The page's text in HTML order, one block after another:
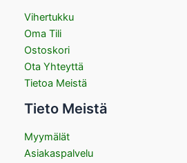
Vihertukku
Oma Tili
Ostoskori
Ota Yhteyttä
Tietoa Meistä
Tieto Meistä
Myymälät
Asiakaspalvelu